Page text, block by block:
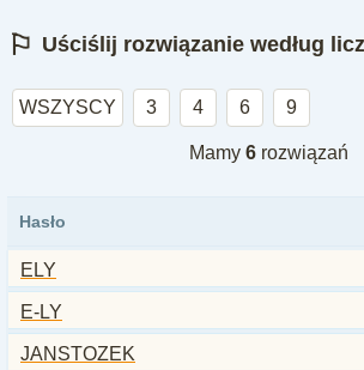
⚐ Uściślij rozwiązanie według
WSZYSCY 3 4 6 9
Mamy 6rozwiązań
Hasło
ELY
E-LY
JANSTOZEK